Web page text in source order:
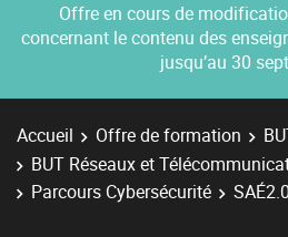
Offre en cours de
concernant le contenu des
jusqu’au 30
Accueil Offre de formation
BUT Réseaux et
Parcours Cybersécurité